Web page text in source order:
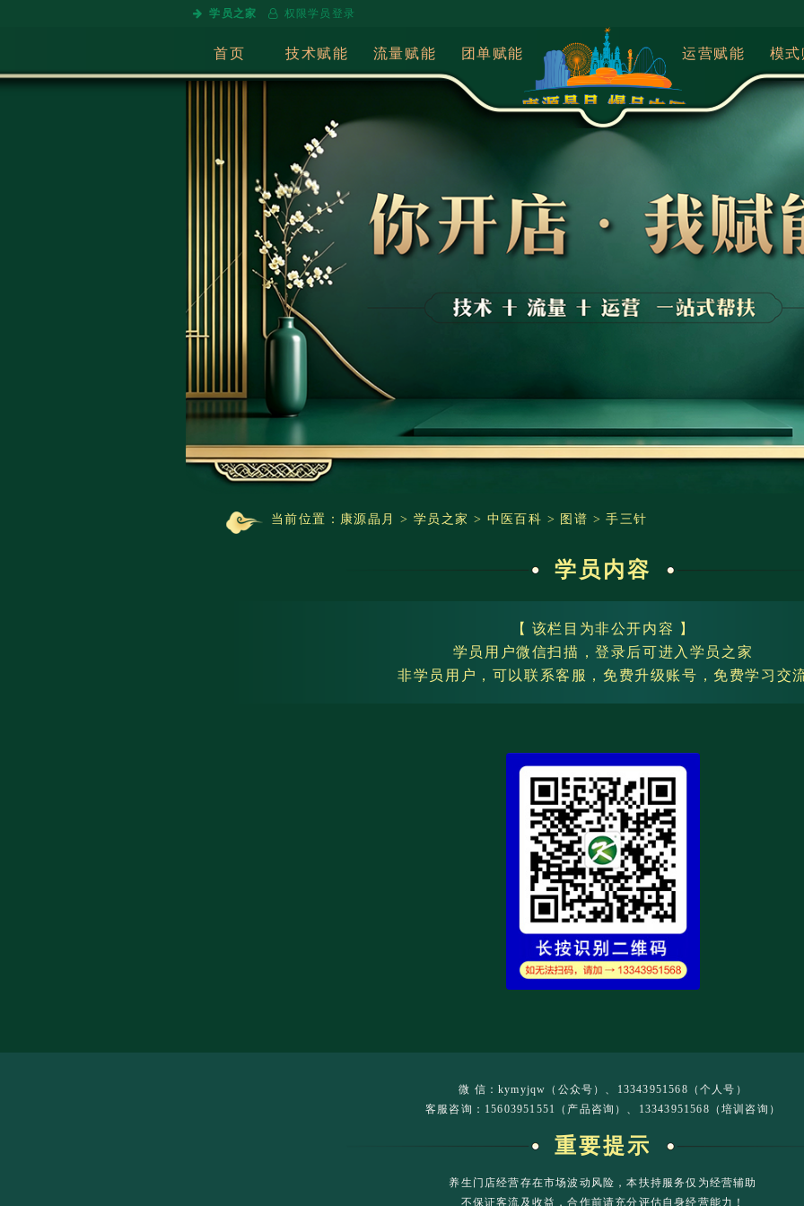
学员之家 权限学员登录
首页 技术赋能 流量赋能 团单赋能 运营赋能 模
当前位置： 康源晶月 > 学员之家 > 中医百科 > 图谱 >手三针
学员内容
【 该栏目为非公开内容 】
学员用户微信扫描，登录后可进入学员之家
非学员用户，可以联系客服，免费升级账号，免费学习交
微 信：kymyjqw（公众号）、13343951568（个人号）
客服咨询：15603951551（产品咨询）、13343951568（培训咨询）
重要提示
养生门店经营存在市场波动风险，本扶持服务仅为经营辅助
不保证客流及收益，合作前请充分评估自身经营能力！